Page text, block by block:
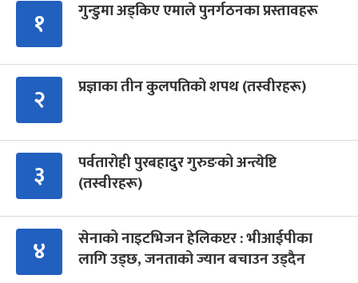
१ गुन्डुमा अड्किए एमाले पुनर्गठनका प्रस्तावहरू
२ प्रज्ञाका तीन कुलपतिको शपथ (तस्वीरहरू)
३
पर्वतारोही पुरबहादुर गुरुङको अन्त्येष्टि
(तस्वीरहरू)
४
सेनाको नाइटभिजन हेलिकप्टर : भीआईपीका
लागि उड्छ, जनताको ज्यान बचाउन उड्दैन